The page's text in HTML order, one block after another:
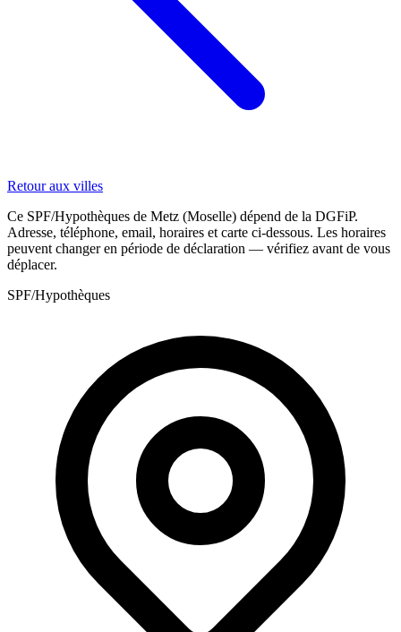
Retour aux villes
Ce SPF/Hypothèques de Metz (Moselle) dépend de la DGFiP.
Adresse, téléphone, email, horaires et carte ci-dessous. Les horaires
peuvent changer en période de déclaration — vérifiez avant de vous
déplacer.
SPF/Hypothèques